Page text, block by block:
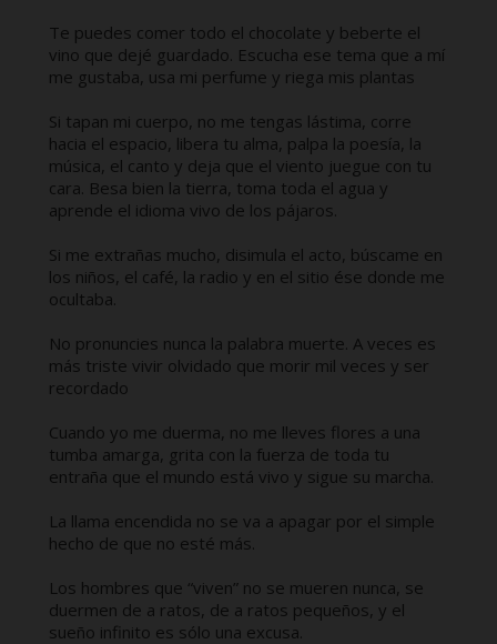
Te puedes comer todo el chocolate y beberte el
vino que dejé guardado. Escucha ese tema que a mí
me gustaba, usa mi perfume y riega mis plantas
Si tapan mi cuerpo, no me tengas lástima, corre
hacia el espacio, libera tu alma, palpa la poesía, la
música, el canto y deja que el viento juegue con tu
cara. Besa bien la tierra, toma toda el agua y
aprende el idioma vivo de los pájaros.
Si me extrañas mucho, disimula el acto, búscame en
los niños, el café, la radio y en el sitio ése donde me
ocultaba.
No pronuncies nunca la palabra muerte. A veces es
más triste vivir olvidado que morir mil veces y ser
recordado
Cuando yo me duerma, no me lleves flores a una
tumba amarga, grita con la fuerza de toda tu
entraña que el mundo está vivo y sigue su marcha.
La llama encendida no se va a apagar por el simple
hecho de que no esté más.
Los hombres que “viven” no se mueren nunca, se
duermen de a ratos, de a ratos pequeños, y el
sueño infinito es sólo una excusa.